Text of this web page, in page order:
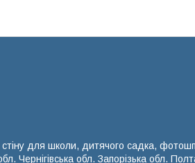
для школи, дитячого садка,
Чернігівська обл. Запорізька обл.